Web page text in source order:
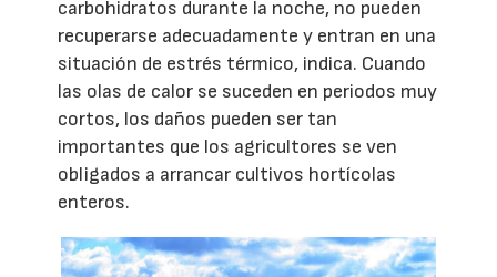
carbohidratos durante la noche, no pueden
recuperarse adecuadamente y entran en una
situación de estrés térmico, indica. Cuando
las olas de calor se suceden en periodos muy
cortos, los daños pueden ser tan
importantes que los agricultores se ven
obligados a arrancar cultivos hortícolas
enteros.